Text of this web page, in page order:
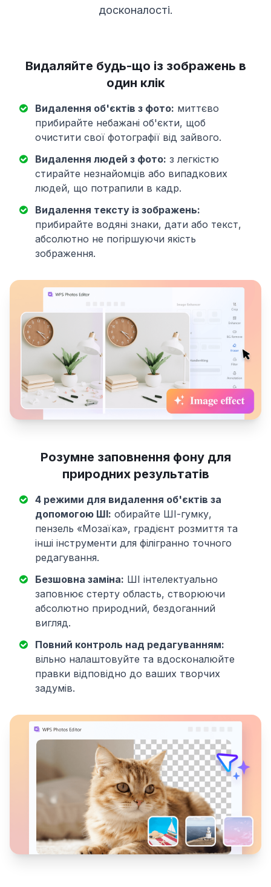
досконалості.
Видаляйте будь-що із зображень в
один клік
Видалення об'єктів з фото: миттєво
прибирайте небажані об'єкти, щоб
очистити свої фотографії від зайвого.
Видалення людей з фото: з легкістю
стирайте незнайомців або випадкових
людей, що потрапили в кадр.
Видалення тексту із зображень:
прибирайте водяні знаки, дати або текст,
абсолютно не погіршуючи якість
зображення.
Розумне заповнення фону для
природних результатів
4 режими для видалення об'єктів за
допомогою ШІ: обирайте ШІ-гумку,
пензель «Мозаїка», градієнт розмиття та
інші інструменти для філігранно точного
редагування.
Безшовна заміна: ШІ інтелектуально
заповнює стерту область, створюючи
абсолютно природний, бездоганний
вигляд.
Повний контроль над редагуванням:
вільно налаштовуйте та вдосконалюйте
правки відповідно до ваших творчих
задумів.